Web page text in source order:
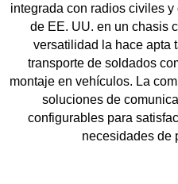
integrada con radios civiles
de EE. UU. en un chasis
versatilidad la hace apta
transporte de soldados
montaje en vehículos. La
soluciones de
configurables para
necesidades de